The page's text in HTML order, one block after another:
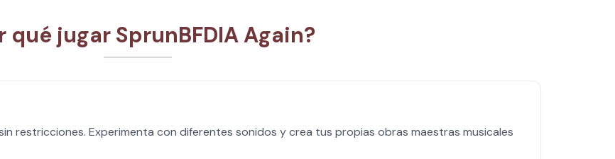
qué jugar SprunBFDIA Again?
restricciones. Experimenta con diferentes sonidos y crea tus propias obras maestras musicales